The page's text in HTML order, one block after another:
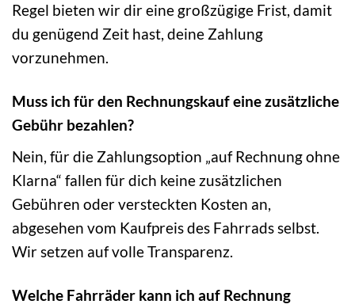
Regel bieten wir dir eine großzügige Frist, damit
du genügend Zeit hast, deine Zahlung
vorzunehmen.
Muss ich für den Rechnungskauf eine zusätzliche
Gebühr bezahlen?
Nein, für die Zahlungsoption „auf Rechnung ohne
Klarna“ fallen für dich keine zusätzlichen
Gebühren oder versteckten Kosten an,
abgesehen vom Kaufpreis des Fahrrads selbst.
Wir setzen auf volle Transparenz.
Welche Fahrräder kann ich auf Rechnung